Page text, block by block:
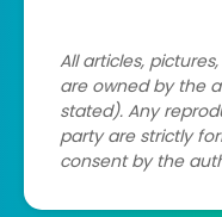
All articles,
are owned by the
stated). Any
party are strictly
consent by the